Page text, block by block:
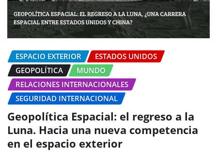
ESPACIO EXTERIOR
ESTADOS UNIDOS
GEOPOLÍTICA
MUNDO
RELACIONES INTERNACIONALES
SEGURIDAD INTERNACIONAL
Geopolítica Espacial: el regreso a la
Luna. Hacia una nueva competencia
en el espacio exterior